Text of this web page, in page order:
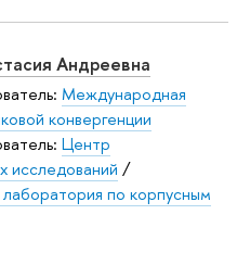
Андреевна
Международная
конвергенции
Центр
исследований /
лаборатория по корпусным